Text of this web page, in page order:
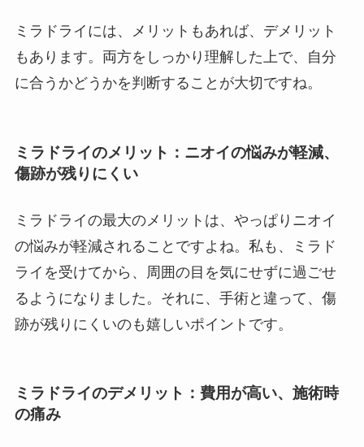
ミラドライには、メリットもあれば、デメリット
もあります。両方をしっかり理解した上で、自分
に合うかどうかを判断することが大切ですね。
ミラドライのメリット：ニオイの悩みが軽減、
傷跡が残りにくい
ミラドライの最大のメリットは、やっぱりニオイ
の悩みが軽減されることですよね。私も、ミラド
ライを受けてから、周囲の目を気にせずに過ごせ
るようになりました。それに、手術と違って、傷
跡が残りにくいのも嬉しいポイントです。
ミラドライのデメリット：費用が高い、施術時
の痛み